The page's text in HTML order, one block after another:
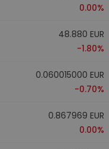
0.00%
48.880 EUR
-1.80%
0.060015000 EUR
-0.70%
0.867969 EUR
0.00%